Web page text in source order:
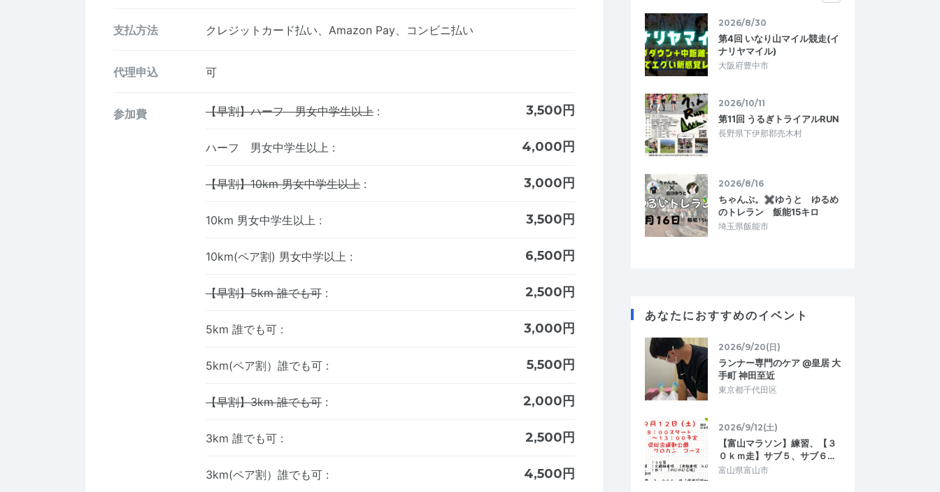
支払方法 クレジットカード払い、Amazon Pay、コンビニ払い
代理申込 可
参加費 【早割】ハーフ 男女中学生以上 : 3,500円
ハーフ 男女中学生以上 : 4,000円
【早割】10km 男女中学生以上 : 3,000円
10km 男女中学生以上 : 3,500円
10km(ペア割) 男女中学以上 : 6,500円
【早割】5km 誰でも可 : 2,500円
5km 誰でも可 : 3,000円
5km(ペア割）誰でも可 : 5,500円
【早割】3km 誰でも可 : 2,000円
3km 誰でも可 : 2,500円
3km(ペア割）誰でも可 : 4,500円
2026/8/30
第4回 いなり山マイル競走(イ
ナリヤマイル)
大阪府豊中市
2026/10/11
第11回 うるぎトライアルRUN
長野県下伊那郡売木村
2026/8/16
ちゃんぷ。✖ゆうと ゆるめ
のトレラン 飯能15キロ
埼玉県飯能市
あなたにおすすめのイベント
2026/9/20(日)
ランナー専門のケア @皇居 大
手町 神田至近
東京都千代田区
2026/9/12(土)
【富山マラソン】練習、【３
０ｋｍ走】サブ５、サブ６…
富山県富山市